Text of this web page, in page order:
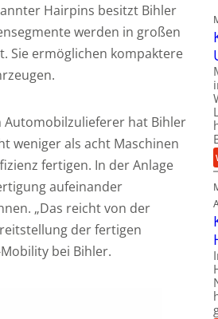
Hairpins besitzt Bihler
werden in großen
Sie ermöglichen kompaktere
Automobilzulieferer hat Bihler
weniger als acht Maschinen
fertigen. In der Anlage
aufeinander
„Das reicht von der
der fertigen
bei Bihler.